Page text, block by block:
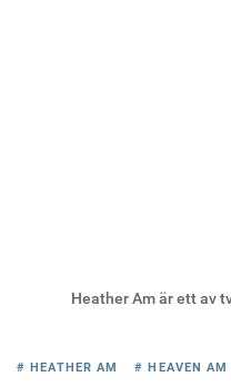
Heather Am är ett av
# HEATHER AM # HEAVEN AM